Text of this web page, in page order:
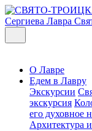
Сергиева Лавра
О Лавре
Едем в Лавру
Экскурсии
экскурсия
его духовное
Архитектура